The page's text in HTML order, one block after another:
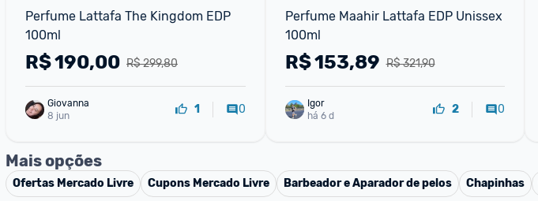
Perfume Lattafa The Kingdom EDP
100ml
R$ 299,80
R$190,00
Giovanna
8 jun
1 0
Perfume Maahir Lattafa EDP Unissex
100ml
R$ 321,90
R$153,89
Igor
há 6 d
2 0
Mais opções
Ofertas Mercado Livre Cupons Mercado Livre Barbeador e Aparador de pelos Chapinhas